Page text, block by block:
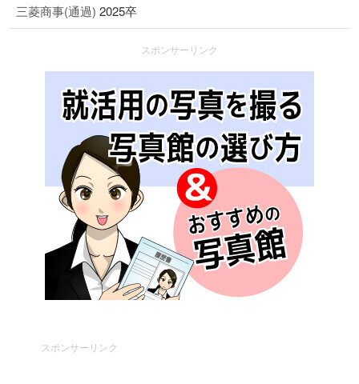
三菱商事(通過) 2025卒
スポンサーリンク
スポンサーリンク